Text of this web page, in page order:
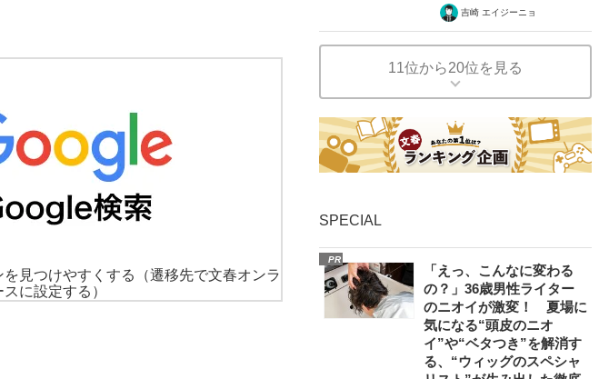
見つけやすくする
（遷移先で文春オンラ
に設定する）
吉崎 エイジーニョ
11位から20位を見る
SPECIAL
PR
「えっ、こんなに変わる
の？」36歳男性ライター
のニオイが激変！ 夏場に
気になる“頭皮のニオ
イ”や“ベタつき”を解消す
る、“ウィッグのスペシャ